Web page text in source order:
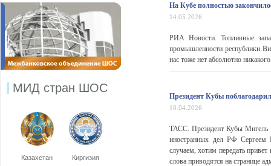
МИД стран ШОС
Казахстан Киргизия
На Кубе полностью
14.05.2026
РИА Новости. Топливные
промышленности республики
нас тоже нет абсолютно
Президент Кубы
10.04.2026
ТАСС. Президент Кубы Мигель
иностранных дел РФ Сергеем
случаем, хотим передать
слова приводятся на странице